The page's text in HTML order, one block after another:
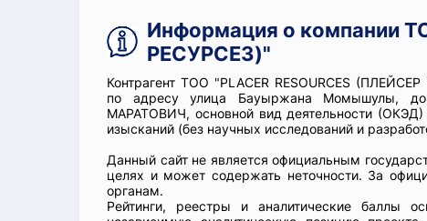
Информация о компании
РЕСУРСЕЗ)"
Контрагент ТОО "PLACER RESOURCES
по адресу улица Бауыржана Момышулы,
МАРАТОВИЧ, основной вид деятельности (ОКЭД)
изысканий (без научных исследований и
Данный сайт не является официальным
целях и может содержать неточности. За
органам.
Рейтинги, реестры и аналитические баллы